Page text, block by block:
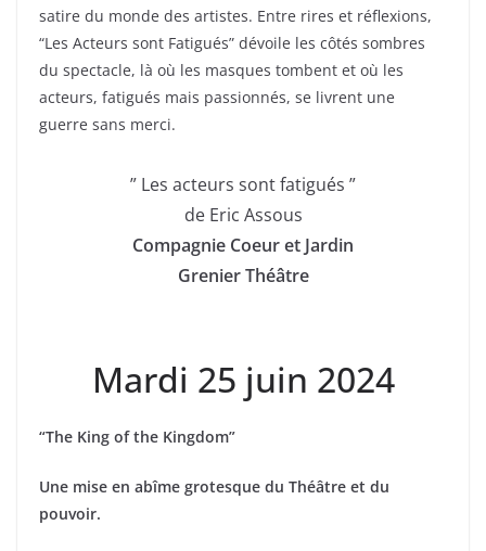
satire du monde des artistes. Entre rires et réflexions,
“Les Acteurs sont Fatigués” dévoile les côtés sombres
du spectacle, là où les masques tombent et où les
acteurs, fatigués mais passionnés, se livrent une
guerre sans merci.
” Les acteurs sont fatigués ”
de Eric Assous
Compagnie Coeur et Jardin
Grenier Théâtre
Mardi 25 juin 2024
“The King of the Kingdom”
Une mise en abîme grotesque du Théâtre et du
pouvoir.